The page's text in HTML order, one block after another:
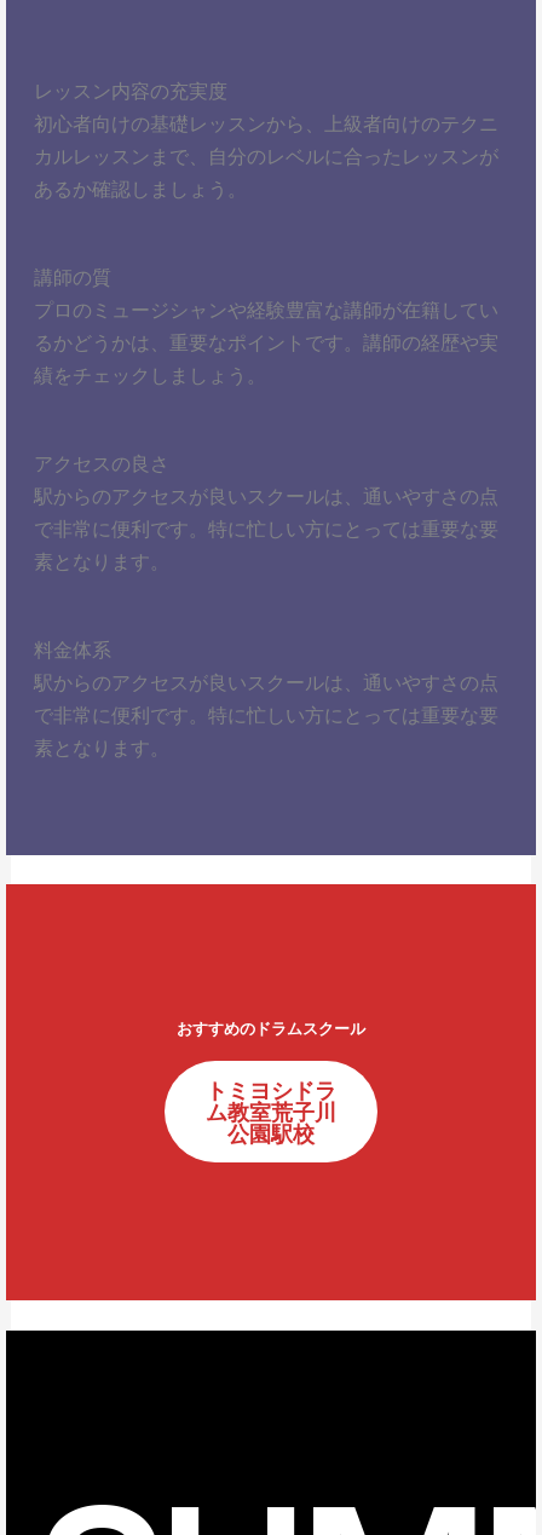
レッスン内容の充実度
初心者向けの基礎レッスンから、上級者向けのテクニ
カルレッスンまで、自分のレベルに合ったレッスンが
あるか確認しましょう。
講師の質
プロのミュージシャンや経験豊富な講師が在籍してい
るかどうかは、重要なポイントです。講師の経歴や実
績をチェックしましょう。
アクセスの良さ
駅からのアクセスが良いスクールは、通いやすさの点
で非常に便利です。特に忙しい方にとっては重要な要
素となります。
料金体系
駅からのアクセスが良いスクールは、通いやすさの点
で非常に便利です。特に忙しい方にとっては重要な要
素となります。
おすすめのドラムスクール
トミヨシドラ
ム教室荒子川
公園駅校